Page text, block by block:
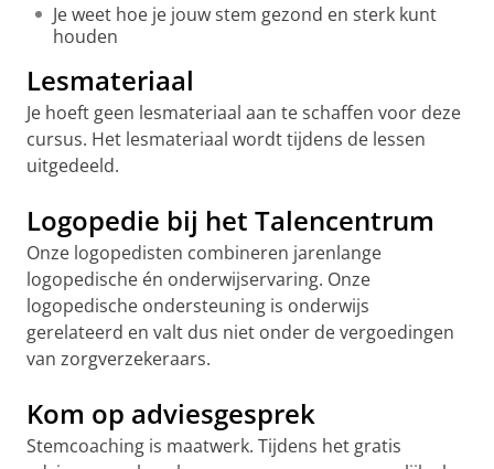
Je weet hoe je jouw stem gezond en sterk kunt
houden
Lesmateriaal
Je hoeft geen lesmateriaal aan te schaffen voor deze
cursus. Het lesmateriaal wordt tijdens de lessen
uitgedeeld.
Logopedie bij het Talencentrum
Onze logopedisten combineren jarenlange
logopedische én onderwijservaring. Onze
logopedische ondersteuning is onderwijs
gerelateerd en valt dus niet onder de vergoedingen
van zorgverzekeraars.
Kom op adviesgesprek
Stemcoaching is maatwerk. Tijdens het gratis